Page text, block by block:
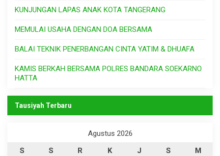
KUNJUNGAN LAPAS ANAK KOTA TANGERANG
MEMULAI USAHA DENGAN DOA BERSAMA
BALAI TEKNIK PENERBANGAN CINTA YATIM & DHUAFA
KAMIS BERKAH BERSAMA POLRES BANDARA SOEKARNO
HATTA
Tausiyah Terbaru
Agustus 2026
S
S R K J S
M